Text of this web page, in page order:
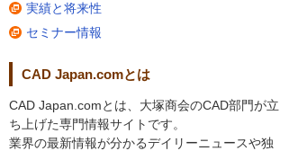
実績と将来性
セミナー情報
CAD Japan.comとは
CAD Japan.comとは、大塚商会のCAD部門が立
ち上げた専門情報サイトです。
業界の最新情報が分かるデイリーニュースや独